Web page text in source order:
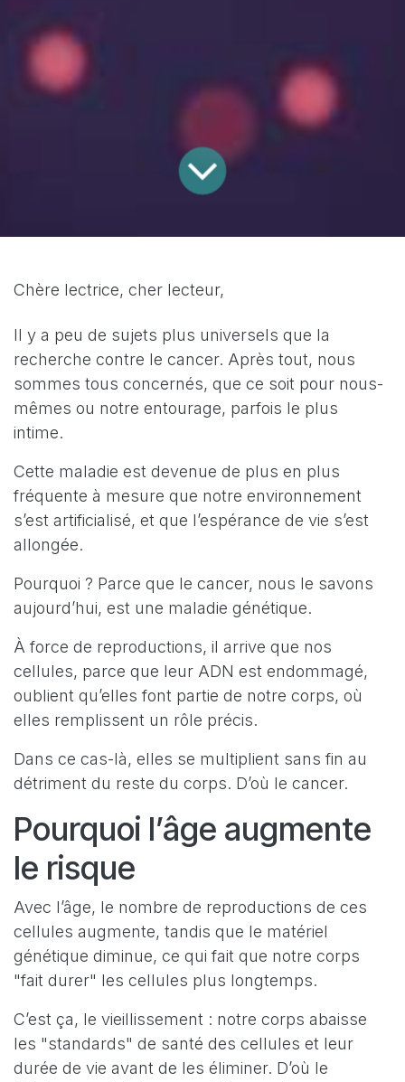
Chère lectrice, cher lecteur,
Il y a peu de sujets plus universels que la
recherche contre le cancer. Après tout, nous
sommes tous concernés, que ce soit pour nous-
mêmes ou notre entourage, parfois le plus
intime.
Cette maladie est devenue de plus en plus
fréquente à mesure que notre environnement
s’est artificialisé, et que l’espérance de vie s’est
allongée.
Pourquoi ? Parce que le cancer, nous le savons
aujourd’hui, est une maladie génétique.
À force de reproductions, il arrive que nos
cellules, parce que leur ADN est endommagé,
oublient qu’elles font partie de notre corps, où
elles remplissent un rôle précis.
Dans ce cas-là, elles se multiplient sans fin au
détriment du reste du corps. D’où le cancer.
Pourquoi l’âge augmente
le risque
Avec l’âge, le nombre de reproductions de ces
cellules augmente, tandis que le matériel
génétique diminue, ce qui fait que notre corps
"fait durer" les cellules plus longtemps.
C’est ça, le vieillissement : notre corps abaisse
les "standards" de santé des cellules et leur
durée de vie avant de les éliminer. D’où le